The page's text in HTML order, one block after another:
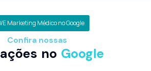
Marketing Médico no Google
Confira nossas
no Google